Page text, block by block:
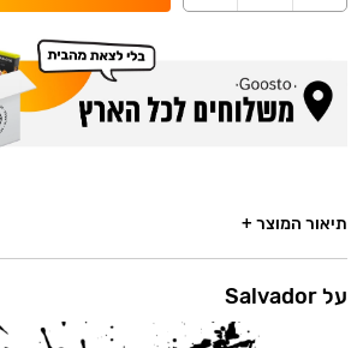
תיאור המוצר +
על Salvador